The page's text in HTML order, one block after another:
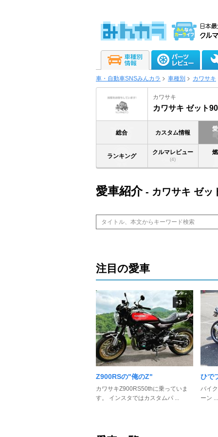
車・自動車SNSみんカラ 車種別 カワサキ
カワサキ
カワサキ ゼット
総合 カスタム情報
ランキング
クルマレビュー
(4)
愛車紹介- カワサキ ゼッ
注目の愛車
+3
Z900RSの"俺のZ"
カワサキZ900RS50thに乗っていま
す。 インスタではカスタムパ ...
ひで
バイ
ーン ...